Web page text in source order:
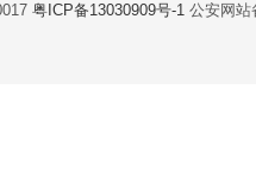
粤ICP备13030909号-1 公安网站